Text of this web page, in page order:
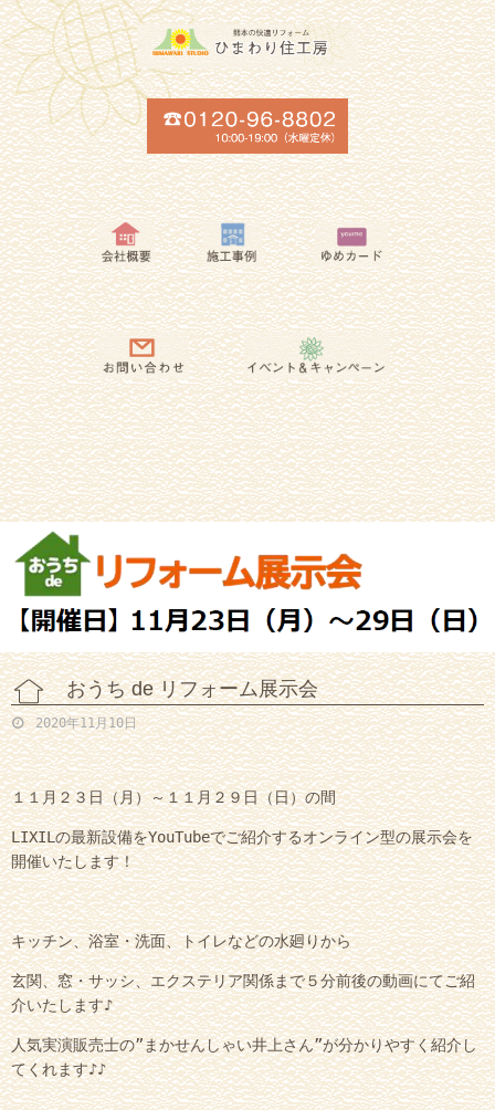
おうち de リフォーム展示会
2020年11月10日
１１月２３日（月）～１１月２９日（日）の間
LIXILの最新設備をYouTubeでご紹介するオンライン型の展示会を
開催いたします！
キッチン、浴室・洗面、トイレなどの水廻りから
玄関、窓・サッシ、エクステリア関係まで５分前後の動画にてご紹
介いたします♪
人気実演販売士の”まかせんしゃい井上さん”が分かりやすく紹介し
てくれます♪♪